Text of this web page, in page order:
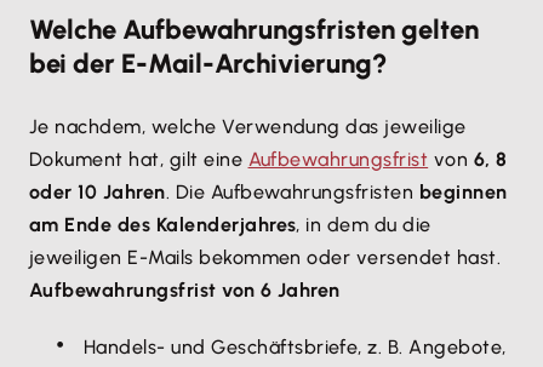
Welche Aufbewahrungsfristen gelten
bei der E-Mail-Archivierung?
Je nachdem, welche Verwendung das jeweilige
Dokument hat, gilt eine Aufbewahrungsfrist von 6, 8
oder 10 Jahren. Die Aufbewahrungsfristen beginnen
am Ende des Kalenderjahres, in dem du die
jeweiligen E-Mails bekommen oder versendet hast.
Aufbewahrungsfrist von 6 Jahren
Handels- und Geschäftsbriefe, z. B. Angebote,